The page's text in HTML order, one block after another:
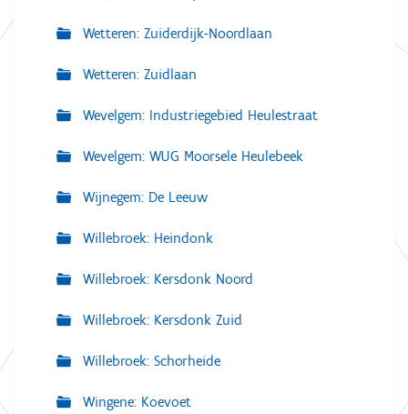
Wetteren: Zuiderdijk-Noordlaan
Wetteren: Zuidlaan
Wevelgem: Industriegebied Heulestraat
Wevelgem: WUG Moorsele Heulebeek
Wijnegem: De Leeuw
Willebroek: Heindonk
Willebroek: Kersdonk Noord
Willebroek: Kersdonk Zuid
Willebroek: Schorheide
Wingene: Koevoet